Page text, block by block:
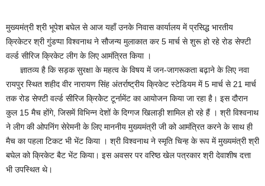
मुख्यमंत्री श्री भूपेश बघेल से आज यहाँ उनके निवास कार्यालय में प्रसिद्ध भारतीय
क्रिकेटर श्री गुंडप्पा विश्वनाथ ने सौजन्य मुलाकात कर 5 मार्च से शुरू हो रहे रोड सेफ्टी
वर्ल्ड सीरिज क्रिकेट लीग के लिए आमंत्रित किया ।
ज्ञातव्य है कि सड़क सुरक्षा के महत्व के विषय में जन-जागरूकता बढ़ाने के लिए नवा
रायपुर स्थित शहीद वीर नारायण सिंह अंतर्राष्ट्रीय क्रिकेट स्टेडियम में 5 मार्च से 21 मार्च
तक रोड सेफ्टी वर्ल्ड सीरिज क्रिकेेट टूर्नामेंट का आयोजन किया जा रहा है। इस दौरान
कुल 15 मैच होंगे, जिसमें विभिन्न देशों के दिग्गज खिलाड़ी शामिल हो रहे हैं । श्री विश्वनाथ
ने लीग की ओपनिंग सेरेमनी के लिए माननीय मुख्यमंत्री जी को आमंत्रित करने के साथ ही
मैच का पहला टिकट भी भेंट किया । श्री विश्वनाथ ने स्मृति चिन्ह के रूप में मुख्यमंत्री श्री
बघेल को क्रिकेट बैट भेंट किया। इस अवसर पर वरिष्ठ खेल पत्रकार श्री देवाशीष दत्ता
भी उपस्थित थे।